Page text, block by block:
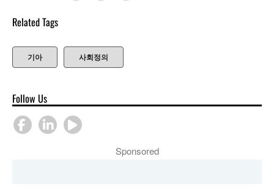
Related Tags
기아 사회정의
Follow Us
Sponsored